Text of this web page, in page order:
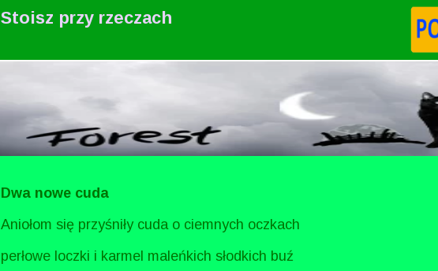
Stoisz przy rzeczach
Dwa nowe cuda
Aniołom się przyśniły cuda o ciemnych oczkach
perłowe loczki i karmel maleńkich słodkich buź